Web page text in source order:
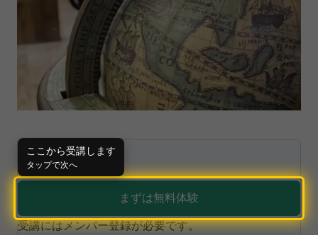
0
まずは無料体験
受講にはメンバー登録が必要です。
ここから受講します
タップで次へ